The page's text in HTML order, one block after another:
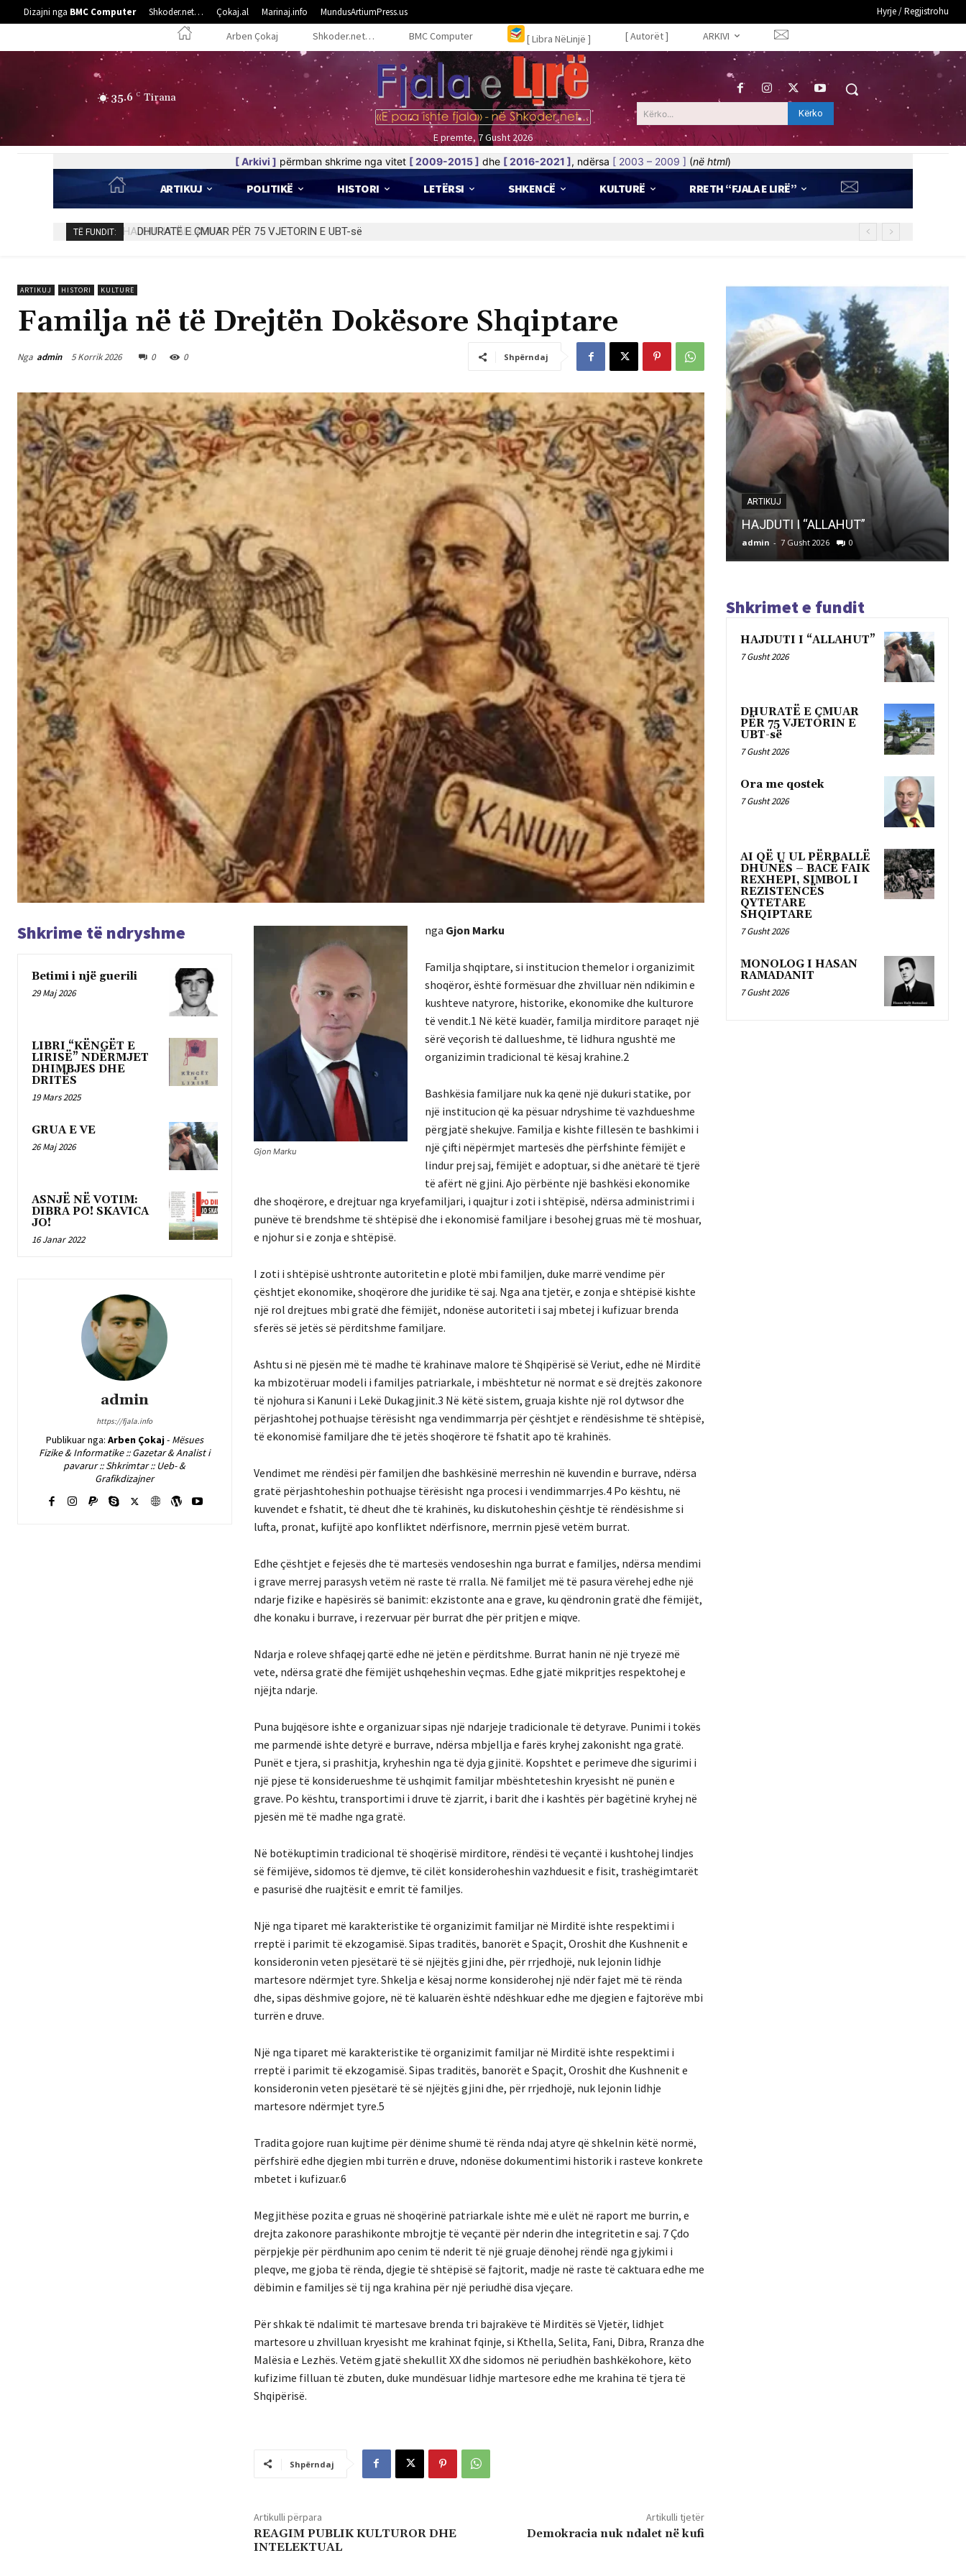
Dizajni nga BMC Computer Shkoder.net… Çokaj.al Marinaj.info MundusArtiumPress.us Hyrje / Regjistrohu
Arben Çokaj Shkoder.net… BMC Computer [ Libra NëLinjë ] [ Autorët ] ARKIVI
35.6 C Tirana
E premte, 7 Gusht 2026
Kërko... Kërko
[ Arkivi ] përmban shkrime nga vitet [ 2009-2015 ] dhe [ 2016-2021 ], ndërsa [ 2003 – 2009 ] (në html)
ARTIKUJ POLITIKË HISTORI LETËRSI SHKENCË KULTURË RRETH “FJALA E LIRË”
TË FUNDIT: DHURATË E ÇMUAR PËR 75 VJETORIN E UBT-së
ARTIKUJ HISTORI KULTURË
Familja në të Drejtën Dokësore Shqiptare
Nga admin 5 Korrik 2026 0 0 Shpërndaj
Shkrime të ndryshme
Betimi i një guerili
29 Maj 2026
LIBRI “KËNGËT E
LIRISË” NDËRMJET
DHIMBJES DHE
DRITËS
19 Mars 2025
GRUA E VE
26 Maj 2026
ASNJË NË VOTIM:
DIBRA PO! SKAVICA
JO!
16 Janar 2022
admin
https://fjala.info
Publikuar nga: Arben Çokaj- Mësues
Fizike & Informatike :: Gazetar & Analist i
pavarur :: Shkrimtar :: Ueb- &
Grafikdizajner
Gjon Marku
nga Gjon Marku
Familja shqiptare, si institucion themelor i organizimit
shoqëror, është formësuar dhe zhvilluar nën ndikimin e
kushteve natyrore, historike, ekonomike dhe kulturore
të vendit.1 Në këtë kuadër, familja mirditore paraqet një
sërë veçorish të dallueshme, të lidhura ngushtë me
organizimin tradicional të kësaj krahine.2
Bashkësia familjare nuk ka qenë një dukuri statike, por
një institucion që ka pësuar ndryshime të vazhdueshme
përgjatë shekujve. Familja e kishte fillesën te bashkimi i
një çifti nëpërmjet martesës dhe përfshinte fëmijët e
lindur prej saj, fëmijët e adoptuar, si dhe anëtarë të tjerë
të afërt në gjini. Ajo përbënte një bashkësi ekonomike
dhe shoqërore, e drejtuar nga kryefamiljari, i quajtur i zoti i shtëpisë, ndërsa administrimi i
punëve të brendshme të shtëpisë dhe i ekonomisë familjare i besohej gruas më të moshuar,
e njohur si e zonja e shtëpisë.
I zoti i shtëpisë ushtronte autoritetin e plotë mbi familjen, duke marrë vendime për
çështjet ekonomike, shoqërore dhe juridike të saj. Nga ana tjetër, e zonja e shtëpisë kishte
një rol drejtues mbi gratë dhe fëmijët, ndonëse autoriteti i saj mbetej i kufizuar brenda
sferës së jetës së përditshme familjare.
Ashtu si në pjesën më të madhe të krahinave malore të Shqipërisë së Veriut, edhe në Mirditë
ka mbizotëruar modeli i familjes patriarkale, i mbështetur në normat e së drejtës zakonore
të njohura si Kanuni i Lekë Dukagjinit.3 Në këtë sistem, gruaja kishte një rol dytwsor dhe
përjashtohej pothuajse tërësisht nga vendimmarrja për çështjet e rëndësishme të shtëpisë,
të ekonomisë familjare dhe të jetës shoqërore të fshatit apo të krahinës.
Vendimet me rëndësi për familjen dhe bashkësinë merreshin në kuvendin e burrave, ndërsa
gratë përjashtoheshin pothuajse tërësisht nga procesi i vendimmarrjes.4 Po kështu, në
kuvendet e fshatit, të dheut dhe të krahinës, ku diskutoheshin çështje të rëndësishme si
lufta, pronat, kufijtë apo konfliktet ndërfisnore, merrnin pjesë vetëm burrat.
Edhe çështjet e fejesës dhe të martesës vendoseshin nga burrat e familjes, ndërsa mendimi
i grave merrej parasysh vetëm në raste të rralla. Në familjet më të pasura vërehej edhe një
ndarje fizike e hapësirës së banimit: ekzistonte ana e grave, ku qëndronin gratë dhe fëmijët,
dhe konaku i burrave, i rezervuar për burrat dhe për pritjen e miqve.
Ndarja e roleve shfaqej qartë edhe në jetën e përditshme. Burrat hanin në një tryezë më
vete, ndërsa gratë dhe fëmijët ushqeheshin veçmas. Edhe gjatë mikpritjes respektohej e
njëjta ndarje.
Puna bujqësore ishte e organizuar sipas një ndarjeje tradicionale të detyrave. Punimi i tokës
me parmendë ishte detyrë e burrave, ndërsa mbjellja e farës kryhej zakonisht nga gratë.
Punët e tjera, si prashitja, kryheshin nga të dyja gjinitë. Kopshtet e perimeve dhe sigurimi i
një pjese të konsiderueshme të ushqimit familjar mbështeteshin kryesisht në punën e
grave. Po kështu, transportimi i druve të zjarrit, i barit dhe i kashtës për bagëtinë kryhej në
pjesën më të madhe nga gratë.
Në botëkuptimin tradicional të shoqërisë mirditore, rëndësi të veçantë i kushtohej lindjes
së fëmijëve, sidomos të djemve, të cilët konsideroheshin vazhduesit e fisit, trashëgimtarët
e pasurisë dhe ruajtësit e emrit të familjes.
Një nga tiparet më karakteristike të organizimit familjar në Mirditë ishte respektimi i
rreptë i parimit të ekzogamisë. Sipas traditës, banorët e Spaçit, Oroshit dhe Kushnenit e
konsideronin veten pjesëtarë të së njëjtës gjini dhe, për rrjedhojë, nuk lejonin lidhje
martesore ndërmjet tyre. Shkelja e kësaj norme konsiderohej një ndër fajet më të rënda
dhe, sipas dëshmive gojore, në të kaluarën është ndëshkuar edhe me djegien e fajtorëve mbi
turrën e druve.
Një nga tiparet më karakteristike të organizimit familjar në Mirditë ishte respektimi i
rreptë i parimit të ekzogamisë. Sipas traditës, banorët e Spaçit, Oroshit dhe Kushnenit e
konsideronin veten pjesëtarë të së njëjtës gjini dhe, për rrjedhojë, nuk lejonin lidhje
martesore ndërmjet tyre.5
Tradita gojore ruan kujtime për dënime shumë të rënda ndaj atyre që shkelnin këtë normë,
përfshirë edhe djegien mbi turrën e druve, ndonëse dokumentimi historik i rasteve konkrete
mbetet i kufizuar.6
Megjithëse pozita e gruas në shoqërinë patriarkale ishte më e ulët në raport me burrin, e
drejta zakonore parashikonte mbrojtje të veçantë për nderin dhe integritetin e saj. 7 Çdo
përpjekje për përdhunim apo cenim të nderit të një gruaje dënohej rëndë nga gjykimi i
pleqve, me gjoba të rënda, djegie të shtëpisë së fajtorit, madje në raste të caktuara edhe me
dëbimin e familjes së tij nga krahina për një periudhë disa vjeçare.
Për shkak të ndalimit të martesave brenda tri bajrakëve të Mirditës së Vjetër, lidhjet
martesore u zhvilluan kryesisht me krahinat fqinje, si Kthella, Selita, Fani, Dibra, Rranza dhe
Malësia e Lezhës. Vetëm gjatë shekullit XX dhe sidomos në periudhën bashkëkohore, këto
kufizime filluan të zbuten, duke mundësuar lidhje martesore edhe me krahina të tjera të
Shqipërisë.
Shpërndaj
Artikulli përpara
REAGIM PUBLIK KULTUROR DHE
INTELEKTUAL
Artikulli tjetër
Demokracia nuk ndalet në kufi
ARTIKUJ
HAJDUTI I “ALLAHUT”
admin - 7 Gusht 2026 0
Shkrimet e fundit
HAJDUTI I “ALLAHUT”
7 Gusht 2026
DHURATË E ÇMUAR
PËR 75 VJETORIN E
UBT-së
7 Gusht 2026
Ora me qostek
7 Gusht 2026
AI QË U UL PËRBALLË
DHUNËS – BACË FAIK
REXHEPI, SIMBOL I
REZISTENCËS
QYTETARE
SHQIPTARE
7 Gusht 2026
MONOLOG I HASAN
RAMADANIT
7 Gusht 2026